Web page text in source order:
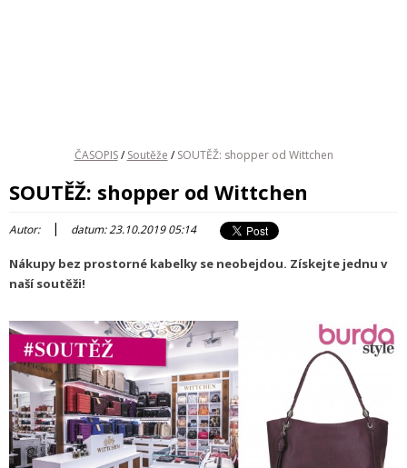
ČASOPIS / Soutěže / SOUTĚŽ: shopper od Wittchen
SOUTĚŽ: shopper od Wittchen
Autor: | datum: 23.10.2019 05:14
Nákupy bez prostorné kabelky se neobejdou. Získejte jednu v
naší soutěži!